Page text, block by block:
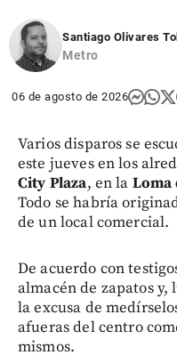
Santiago Olivares
Metro
06 de agosto de 2026
Varios disparos se
este jueves en los
City Plaza, en la Loma
Todo se habría
de un local comercial.
De acuerdo con
almacén de zapatos y,
la excusa de
afueras del centro
mismos.